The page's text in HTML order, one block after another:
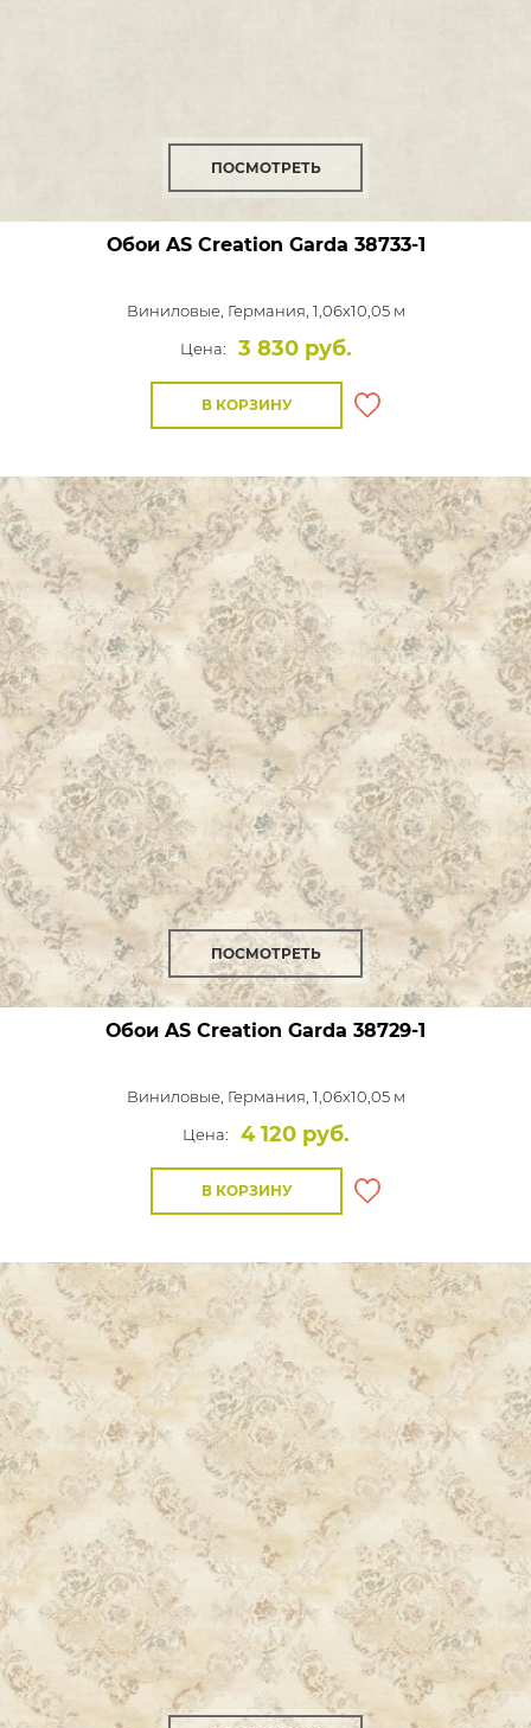
ПОСМОТРЕТЬ
Обои AS Creation Garda 38733-1
Виниловые, Германия, 1,06x10,05 м
Цена:
3 830 руб.
В КОРЗИНУ
ПОСМОТРЕТЬ
Обои AS Creation Garda 38729-1
Виниловые, Германия, 1,06x10,05 м
Цена:
4 120 руб.
В КОРЗИНУ